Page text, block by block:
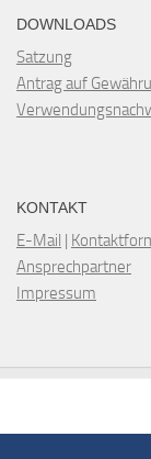
DOWNLOADS
Satzung
Antrag auf
KONTAKT
E-Mail |
Ansprechpartner
Impressum